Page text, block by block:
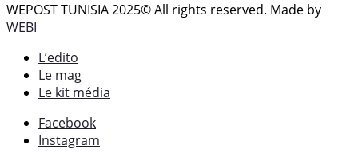
WEPOST TUNISIA 2025© All rights reserved. Made by
WEBI
L’edito
Le mag
Le kit média
Facebook
Instagram